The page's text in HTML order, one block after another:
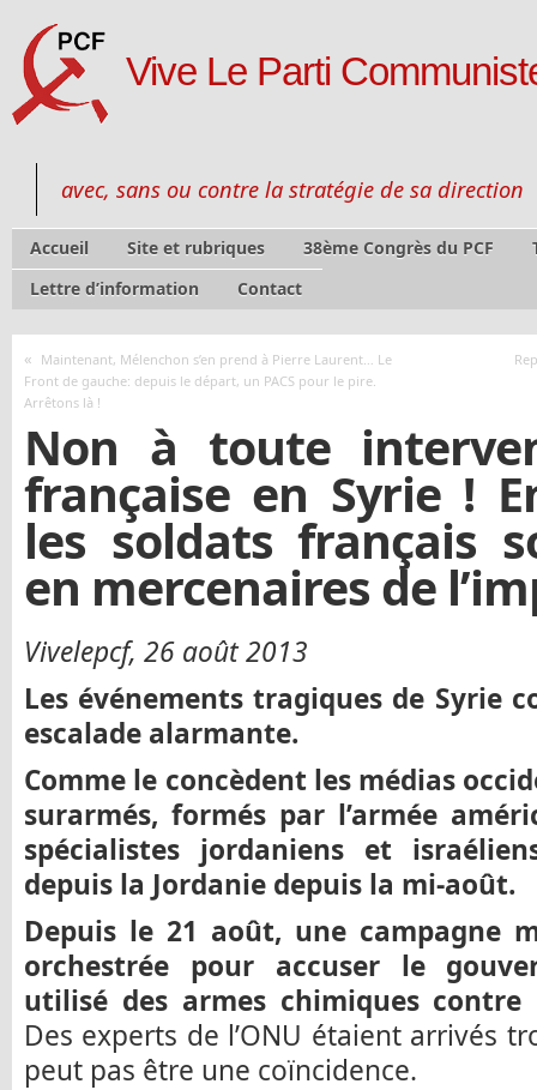
Vive Le Parti
avec, sans ou contre la stratégie de sa direction
Accueil Site et rubriques 38ème Congrès du PCF
Lettre d’information
Contact
« Maintenant, Mélenchon s’en prend à Pierre Laurent… Le
Front de gauche: depuis le départ, un PACS pour le pire.
Arrêtons là !
Non à toute
française en Syrie !
les soldats français
en mercenaires de
Vivelepcf, 26 août 2013
Les événements tragiques de Syrie
escalade alarmante.
Comme le concèdent les médias
surarmés, formés par l’armée
spécialistes jordaniens et
depuis la Jordanie depuis la mi-août.
Depuis le 21 août, une campagne
orchestrée pour accuser le
utilisé des armes chimiques contre
Des experts de l’ONU étaient arrivés
peut pas être une coïncidence.